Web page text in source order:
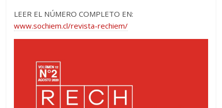
LEER EL NÚMERO COMPLETO EN:
www.sochiem.cl/revista-rechiem/